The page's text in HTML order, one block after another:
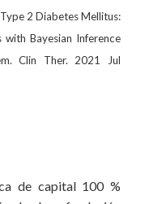
2 Diabetes Mellitus:
Bayesian Inference
Clin Ther. 2021 Jul
de capital 100 %